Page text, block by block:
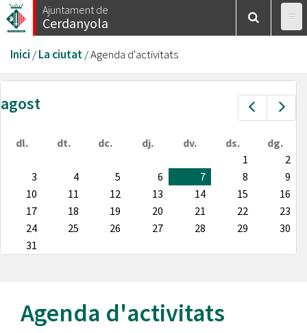
Vés
al
Ajuntament de
Cerdanyola
Esteu
aquí
Inici /La ciutat/Agenda d'activitats
Prev
agost
dl. dt. dc. dj. dv. ds.
dg.
1
2
3
4 5 6 7 8
9
10
11 12 13 14 15
16
17
18 19 20 21 22
23
24
25 26 27 28 29
30
31
Agenda d'activitats